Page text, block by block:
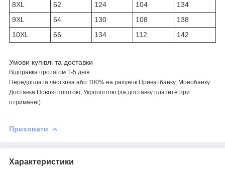
8XL
62 124 104
134
9XL
64 130 108
138
10XL
66 134 112 142
Умови купівлі та доставки
Відправка протягом 1-5 днів
Передоплата часткова або 100% на рахунок Приватбанку, Монобанку
Доставка Новою поштою, Укрпоштою (за доставку платите при
отриманні)
Приховати
Характеристики